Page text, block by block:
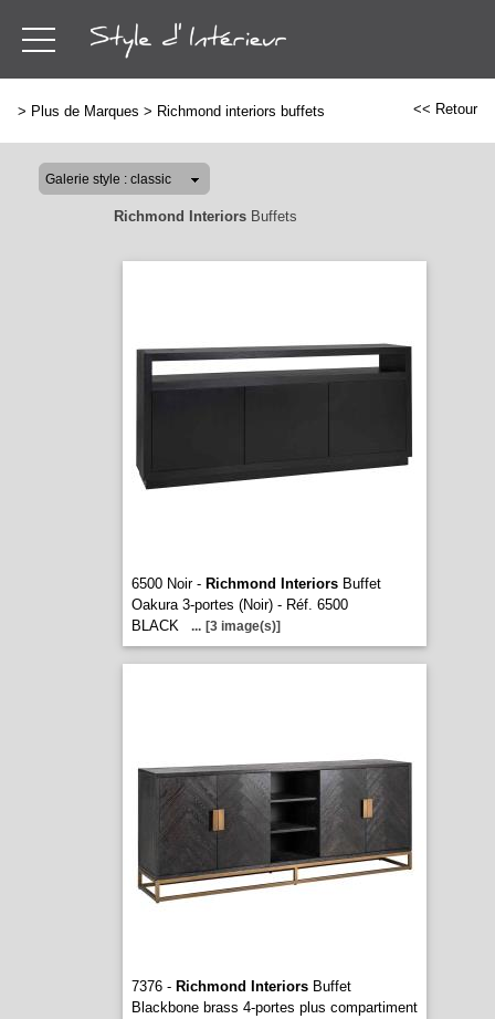
> Plus de Marques > Richmond interiors buffets << Retour
Richmond InteriorsBuffets
6500 Noir - Richmond InteriorsBuffet
Oakura 3-portes (Noir) - Réf. 6500
BLACK
... [3 image(s)]
7376 - Richmond InteriorsBuffet
Blackbone brass 4-portes plus compartiment